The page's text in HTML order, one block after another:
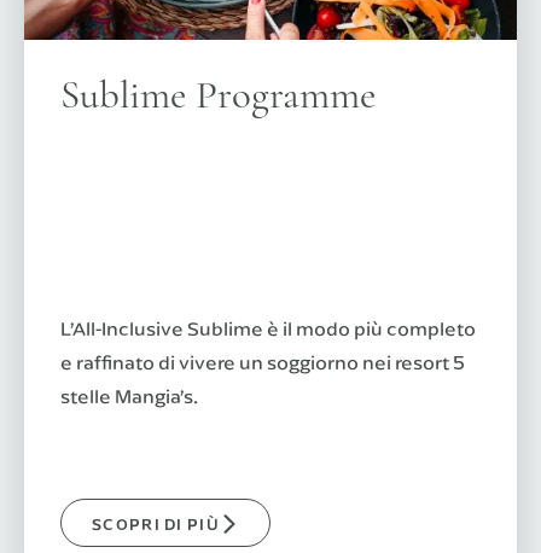
Sublime Programme
L’All-Inclusive Sublime è il modo più completo
e raffinato di vivere un soggiorno nei resort 5
stelle Mangia’s.
SCOPRI DI PIÙ